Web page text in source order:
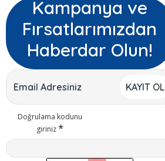
Kampanya ve
Fırsatlarımızdan
Haberdar Olun!
KAYIT OL
Doğrulama kodunu
giriniz